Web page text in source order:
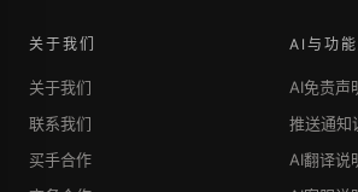
关于我们
关于我们
联系我们
买手合作
AI与功
AI免责声
推送通知
AI翻译说